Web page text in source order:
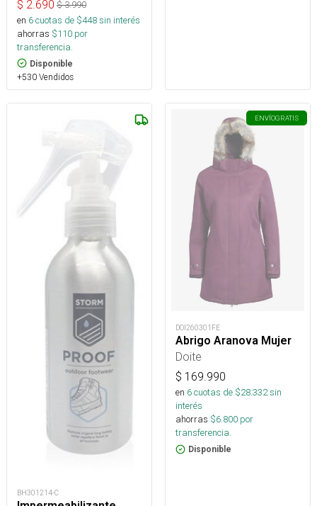
$ 2.690 $3.990
en 6cuotas de $448sin interés
ahorras $110 por
transferencia.
Disponible
+530 Vendidos
BH301214-C
ENVÍOGRATIS
DOI260301FE
Abrigo Aranova Mujer
Doite
$ 169.990
en 6cuotas de $28.332sin
interés
ahorras $6.800 por
transferencia.
Disponible